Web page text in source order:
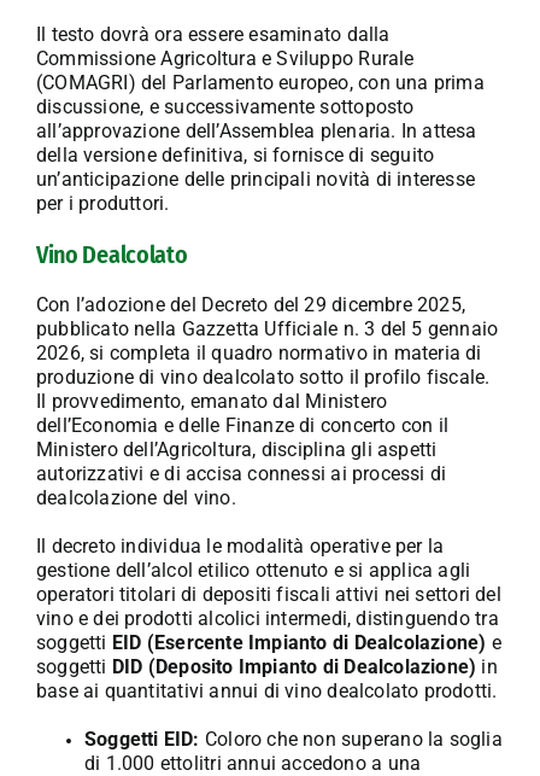
Il testo dovrà ora essere esaminato dalla
Commissione Agricoltura e Sviluppo Rurale
(COMAGRI) del Parlamento europeo, con una prima
discussione, e successivamente sottoposto
all’approvazione dell’Assemblea plenaria. In attesa
della versione definitiva, si fornisce di seguito
un’anticipazione delle principali novità di interesse
per i produttori.
Vino Dealcolato
Con l’adozione del Decreto del 29 dicembre 2025,
pubblicato nella Gazzetta Ufficiale n. 3 del 5 gennaio
2026, si completa il quadro normativo in materia di
produzione di vino dealcolato sotto il profilo fiscale.
Il provvedimento, emanato dal Ministero
dell’Economia e delle Finanze di concerto con il
Ministero dell’Agricoltura, disciplina gli aspetti
autorizzativi e di accisa connessi ai processi di
dealcolazione del vino.
Il decreto individua le modalità operative per la
gestione dell’alcol etilico ottenuto e si applica agli
operatori titolari di depositi fiscali attivi nei settori del
vino e dei prodotti alcolici intermedi, distinguendo tra
soggetti EID (Esercente Impianto di Dealcolazione) e
soggetti DID (Deposito Impianto di Dealcolazione) in
base ai quantitativi annui di vino dealcolato prodotti.
Soggetti EID: Coloro che non superano la soglia
di 1.000 ettolitri annui accedono a una